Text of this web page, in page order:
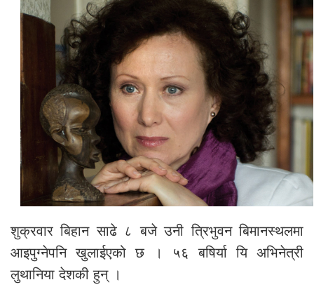
शुक्रवार बिहान साढे ८ बजे उनी त्रिभुवन बिमानस्थलमा
आइपुग्नेपनि खुलाईएको छ । ५६ बषिर्या यि अभिनेत्री
लुथानिया देशकी हुन् ।